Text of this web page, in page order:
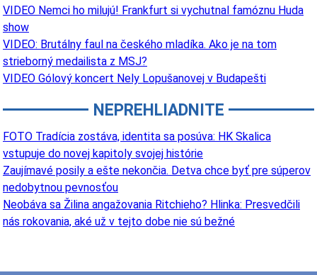
VIDEO Nemci ho milujú! Frankfurt si vychutnal famóznu Huda
show
VIDEO: Brutálny faul na českého mladíka. Ako je na tom
strieborný medailista z MSJ?
VIDEO Gólový koncert Nely Lopušanovej v Budapešti
NEPREHLIADNITE
FOTO Tradícia zostáva, identita sa posúva: HK Skalica
vstupuje do novej kapitoly svojej histórie
Zaujímavé posily a ešte nekončia. Detva chce byť pre súperov
nedobytnou pevnosťou
Neobáva sa Žilina angažovania Ritchieho? Hlinka: Presvedčili
nás rokovania, aké už v tejto dobe nie sú bežné